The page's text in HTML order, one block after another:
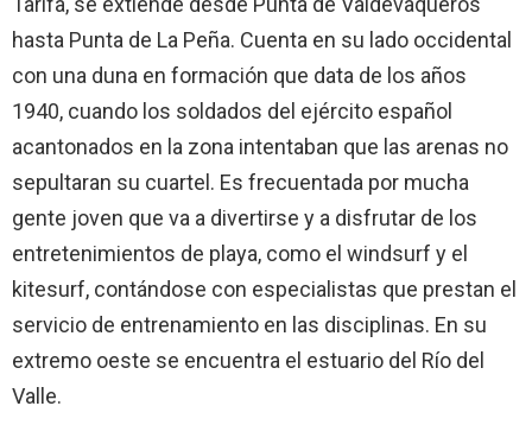
hasta Punta de La Peña. Cuenta en su lado occidental
con una duna en formación que data de los años
1940, cuando los soldados del ejército español
acantonados en la zona intentaban que las arenas no
sepultaran su cuartel. Es frecuentada por mucha
gente joven que va a divertirse y a disfrutar de los
entretenimientos de playa, como el windsurf y el
kitesurf, contándose con especialistas que prestan el
servicio de entrenamiento en las disciplinas. En su
extremo oeste se encuentra el estuario del Río del
Valle.